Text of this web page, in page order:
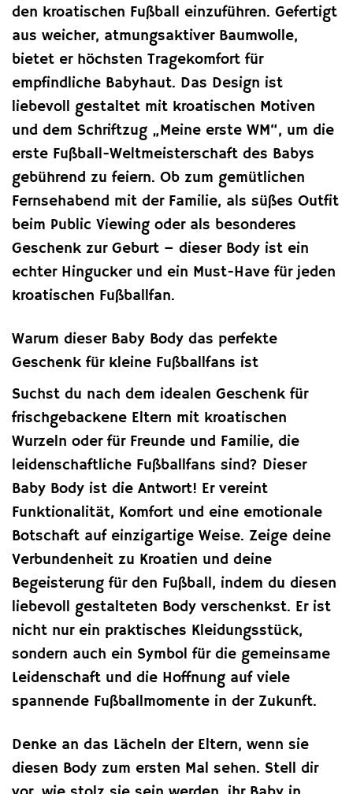
den kroatischen Fußball einzuführen. Gefertigt
aus weicher, atmungsaktiver Baumwolle,
bietet er höchsten Tragekomfort für
empfindliche Babyhaut. Das Design ist
liebevoll gestaltet mit kroatischen Motiven
und dem Schriftzug „Meine erste WM“, um die
erste Fußball-Weltmeisterschaft des Babys
gebührend zu feiern. Ob zum gemütlichen
Fernsehabend mit der Familie, als süßes Outfit
beim Public Viewing oder als besonderes
Geschenk zur Geburt – dieser Body ist ein
echter Hingucker und ein Must-Have für jeden
kroatischen Fußballfan.
Warum dieser Baby Body das perfekte
Geschenk für kleine Fußballfans ist
Suchst du nach dem idealen Geschenk für
frischgebackene Eltern mit kroatischen
Wurzeln oder für Freunde und Familie, die
leidenschaftliche Fußballfans sind? Dieser
Baby Body ist die Antwort! Er vereint
Funktionalität, Komfort und eine emotionale
Botschaft auf einzigartige Weise. Zeige deine
Verbundenheit zu Kroatien und deine
Begeisterung für den Fußball, indem du diesen
liebevoll gestalteten Body verschenkst. Er ist
nicht nur ein praktisches Kleidungsstück,
sondern auch ein Symbol für die gemeinsame
Leidenschaft und die Hoffnung auf viele
spannende Fußballmomente in der Zukunft.
Denke an das Lächeln der Eltern, wenn sie
diesen Body zum ersten Mal sehen. Stell dir